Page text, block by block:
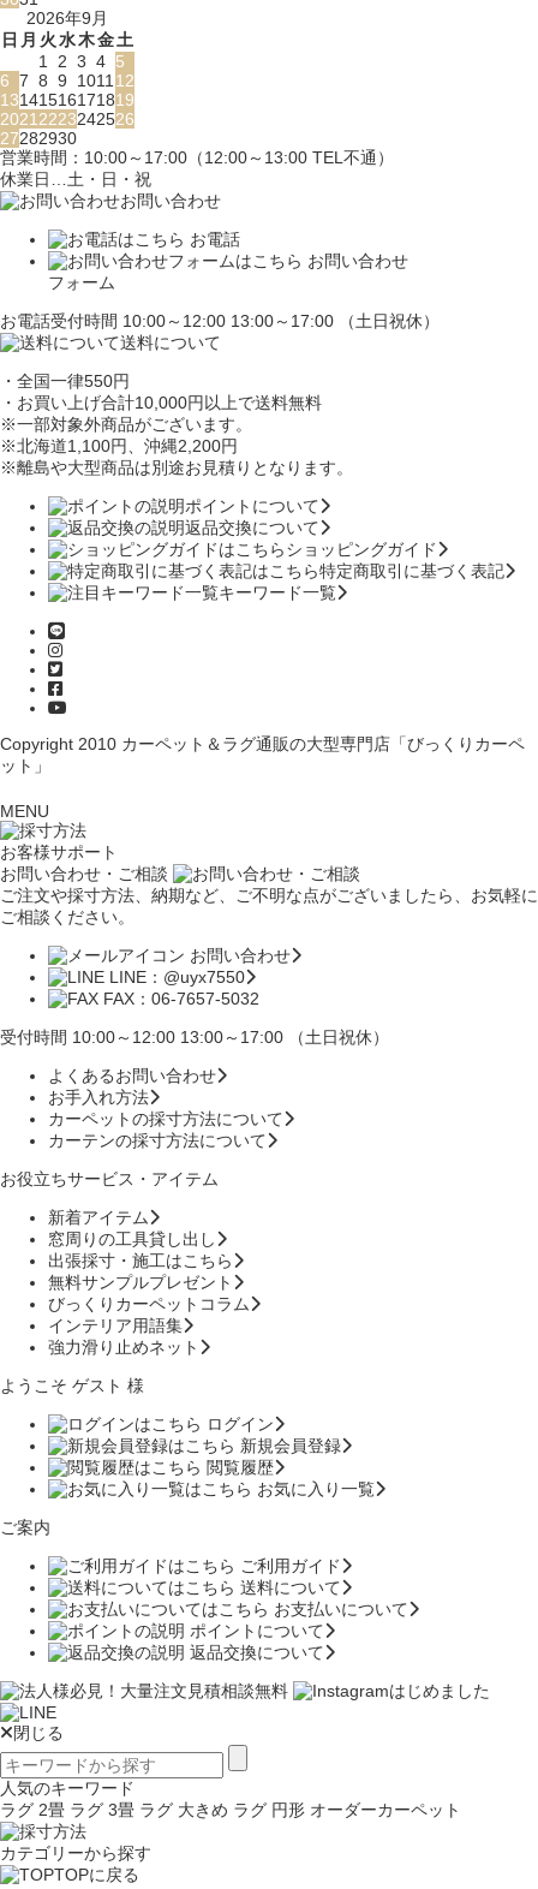
2026年9月
日 月 火水木金土
1 2 3 4 5
6 7 8 9 101112
13141516171819
20212223242526
27282930
営業時間：10:00～17:00（12:00～13:00 TEL不通）
休業日…土・日・祝
お問い合わせ
お電話
お問い合わせ
フォーム
お電話受付時間 10:00～12:00 13:00～17:00 （土日祝休）
送料について
・全国一律550円
・お買い上げ合計10,000円 以上で送料無料
※一部対象外商品がございます。
※北海道1,100円、沖縄2,200円
※離島や大型商品は別途お見積りとなります。
ポイントについて
返品交換について
ショッピングガイド
特定商取引に基づく表記
キーワード一覧
Copyright 2010 カーペット＆ラグ通販の大型専門店「びっくりカーペ
ット」
MENU
お客様サポート
お問い合わせ・ご相談
ご注文や採寸方法、納期など、ご不明な点がございましたら、お気軽に
ご相談ください。
お問い合わせ
LINE：@uyx7550
FAX：06-7657-5032
受付時間 10:00～12:00 13:00～17:00 （土日祝休）
よくあるお問い合わせ
お手入れ方法
カーペットの採寸方法について
カーテンの採寸方法について
お役立ちサービス・アイテム
新着アイテム
窓周りの工具貸し出し
出張採寸・施工はこちら
無料サンプルプレゼント
びっくりカーペットコラム
インテリア用語集
強力滑り止めネット
ようこそ ゲスト 様
ログイン
新規会員登録
閲覧履歴
お気に入り一覧
ご案内
ご利用ガイド
送料について
お支払いについて
ポイントについて
返品交換について
閉じる
人気のキーワード
ラグ 2畳 ラグ 3畳 ラグ 大きめ ラグ 円形 オーダーカーペット
カテゴリーから探す
TOPに戻る